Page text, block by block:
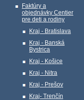
Faktúry a
objednávky Centier
pre deti a rodiny
Kraj - Bratislava
Kraj - Banská
Bystrica
Kraj - Košice
Kraj - Nitra
Kraj - Prešov
Kraj- Trenčín